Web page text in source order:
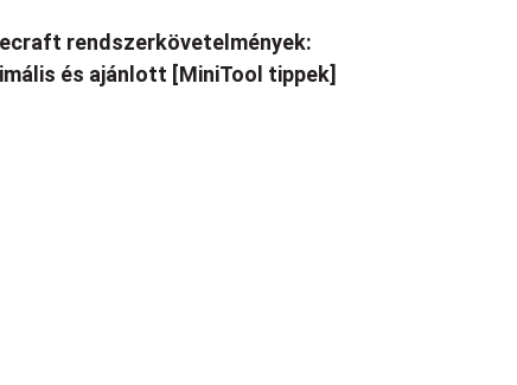
rendszerkövetelmények:
és ajánlott [MiniTool tippek]